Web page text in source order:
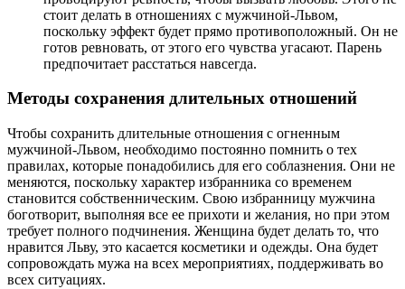
стоит делать в отношениях с мужчиной-Львом,
поскольку эффект будет прямо противоположный. Он не
готов ревновать, от этого его чувства угасают. Парень
предпочитает расстаться навсегда.
Методы сохранения длительных отношений
Чтобы сохранить длительные отношения с огненным
мужчиной-Львом, необходимо постоянно помнить о тех
правилах, которые понадобились для его соблазнения. Они не
меняются, поскольку характер избранника со временем
становится собственническим. Свою избранницу мужчина
боготворит, выполняя все ее прихоти и желания, но при этом
требует полного подчинения. Женщина будет делать то, что
нравится Льву, это касается косметики и одежды. Она будет
сопровождать мужа на всех мероприятиях, поддерживать во
всех ситуациях.